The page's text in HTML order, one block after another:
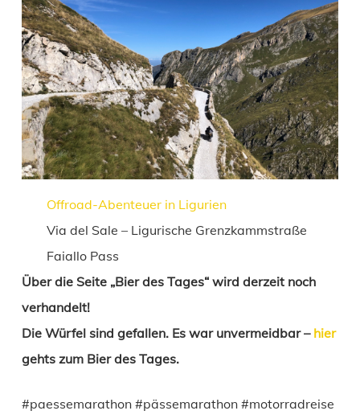
Offroad-Abenteuer in Ligurien
Via del Sale – Ligurische Grenzkammstraße
Faiallo Pass
Über die Seite „Bier des Tages“ wird derzeit noch
verhandelt!
Die Würfel sind gefallen. Es war unvermeidbar – hier
gehts zum Bier des Tages.
#paessemarathon #pässemarathon #motorradreise